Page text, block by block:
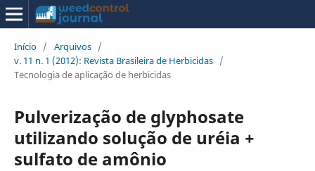
Início / Arquivos /
v. 11 n. 1 (2012): Revista Brasileira de Herbicidas /
Tecnologia de aplicação de herbicidas
Pulverização de glyphosate
utilizando solução de uréia +
sulfato de amônio